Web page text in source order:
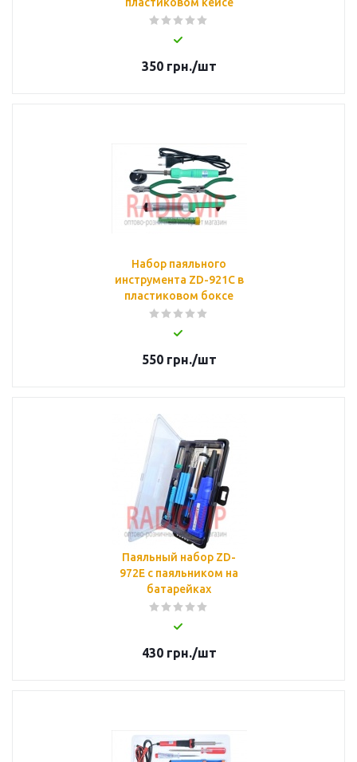
350грн./шт
Набор паяльного
инструмента ZD-921C в
пластиковом боксе
550грн./шт
Паяльный набор ZD-
972E с паяльником на
батарейках
430грн./шт